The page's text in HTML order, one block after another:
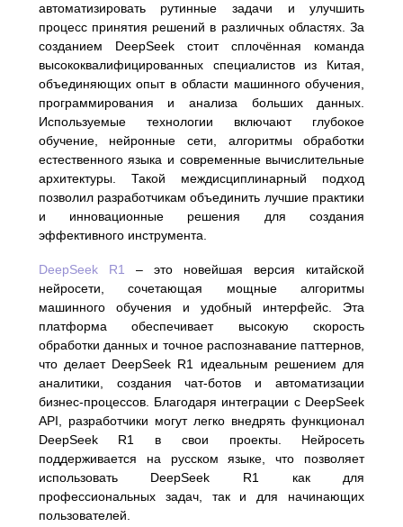
автоматизировать рутинные задачи и улучшить
процесс принятия решений в различных областях. За
созданием DeepSeek стоит сплочённая команда
высококвалифицированных специалистов из Китая,
объединяющих опыт в области машинного обучения,
программирования и анализа больших данных.
Используемые технологии включают глубокое
обучение, нейронные сети, алгоритмы обработки
естественного языка и современные вычислительные
архитектуры. Такой междисциплинарный подход
позволил разработчикам объединить лучшие практики
и инновационные решения для создания
эффективного инструмента.
DeepSeek R1
– это новейшая версия китайской
нейросети, сочетающая мощные алгоритмы
машинного обучения и удобный интерфейс. Эта
платформа обеспечивает высокую скорость
обработки данных и точное распознавание паттернов,
что делает DeepSeek R1 идеальным решением для
аналитики, создания чат-ботов и автоматизации
бизнес-процессов. Благодаря интеграции с DeepSeek
API, разработчики могут легко внедрять функционал
DeepSeek R1 в свои проекты. Нейросеть
поддерживается на русском языке, что позволяет
использовать DeepSeek R1 как для
профессиональных задач, так и для начинающих
пользователей.